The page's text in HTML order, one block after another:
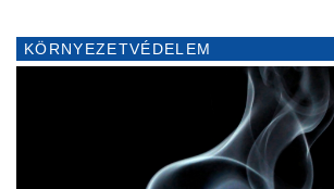
KÖRNYEZETVÉDELEM